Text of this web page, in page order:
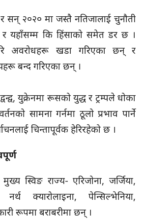
र सन् २०२० मा जस्तै नतिजालाई चुनौती
यहाँसम्म कि हिंसाको समेत डर छ ।
अवरोधहरू खडा गरिएका छन् र
बन्द गरिएका छन् ।
युक्रेनमा रूसको युद्ध र ट्रम्पले धोका
सामना गर्नमा ठूलो प्रभाव पार्ने
चिन्तापूर्वकहेरिरहेको छ ।
मुख्य स्विङ राज्य- एरिजोना, जर्जिया,
क्यारोलाइना, पेन्सिल्भेनिया,
रूपमा बराबरीमा छन् ।